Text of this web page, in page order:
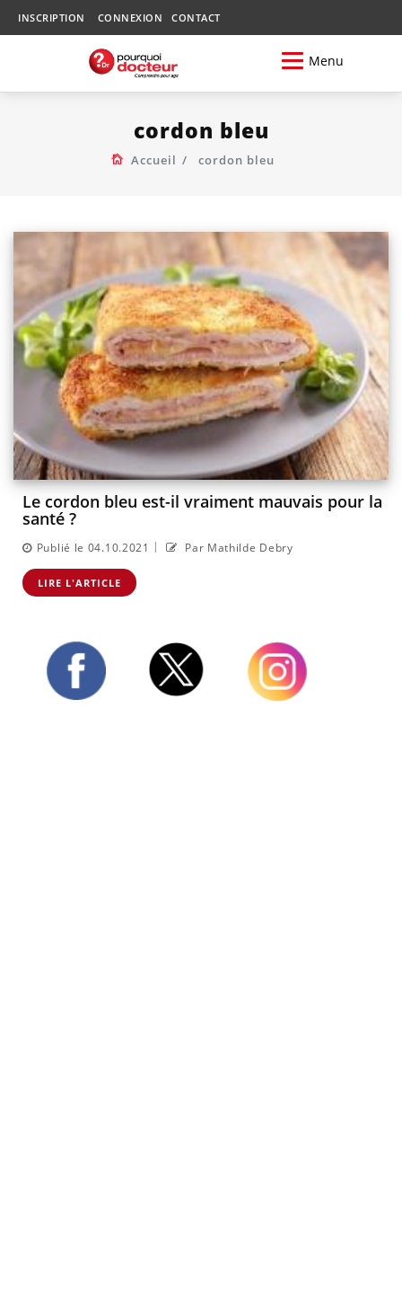
INSCRIPTION CONNEXION CONTACT
Menu
cordon bleu
Accueil cordon bleu
Le cordon bleu est-il vraiment mauvais pour la
santé ?
Publié le 04.10.2021 | Par Mathilde Debry
LIRE L'ARTICLE